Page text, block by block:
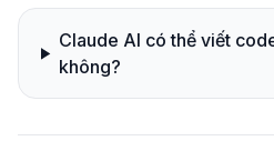
Claude AI có thể viết
không?